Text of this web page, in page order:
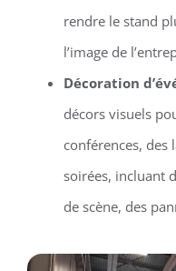
rendre le stand
l’image de
Décoration
décors visuels
conférences, des
soirées, incluant
de scène, des